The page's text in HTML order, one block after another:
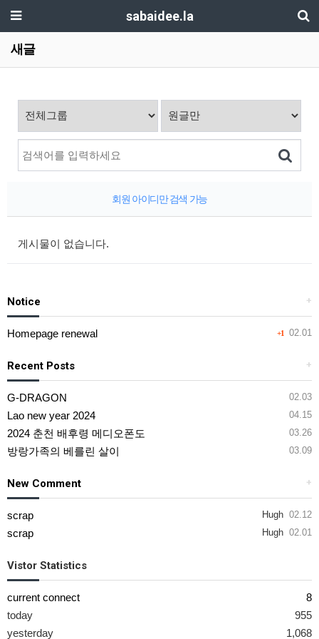
sabaidee.la
새글
회원 아이디만 검색 가능
게시물이 없습니다.
+
Notice
+1 02.01
Homepage renewal
+
Recent Posts
02.03
G-DRAGON
04.15
Lao new year 2024
03.26
2024 춘천 배후령 메디오폰도
03.09
방랑가족의 베를린 살이
+
New Comment
Hugh 02.12
scrap
Hugh 02.01
scrap
Vistor Statistics
current connect
8
today
955
yesterday
1,068